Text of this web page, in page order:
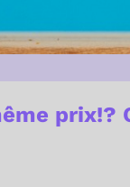
prix!?